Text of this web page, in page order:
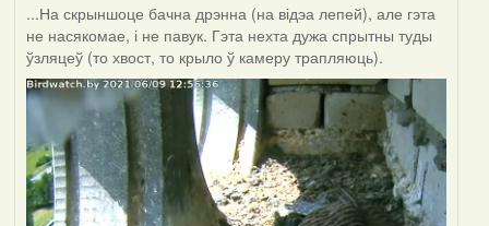
...На скрыншоце бачна дрэнна (на відэа лепей), але гэта
не насякомае, і не павук. Гэта нехта дужа спрытны туды
ўзляцеў (то хвост, то крыло ў камеру трапляюць).